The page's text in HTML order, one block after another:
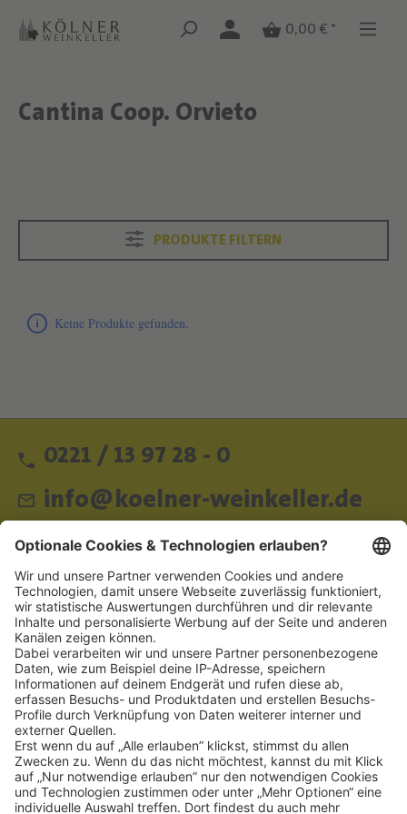
Zum Hauptinhalt springen
Zum Hauptinhalt springen
0,00 € *
Text überspringen
Cantina Coop. Orvieto
Text überspringen
PRODUKTE FILTERN
Keine Produkte gefunden.
0221 / 13 97 28 - 0
info@koelner-weinkeller.de
Schnellzugriff
ZAHLUNGSMETHODEN
SOCIAL
NEWSLETTER
BESUCHEN SIE UNS